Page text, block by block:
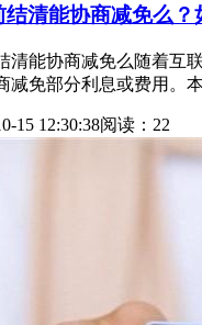
结清能协商减免么？
清能协商减免么随着互
减免部分利息或费用。
15 12:30:38阅读：22